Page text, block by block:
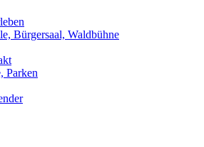
Bürgersaal, Waldbühne
Parken